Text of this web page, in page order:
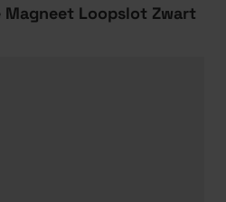
Magneet Loopslot Zwart